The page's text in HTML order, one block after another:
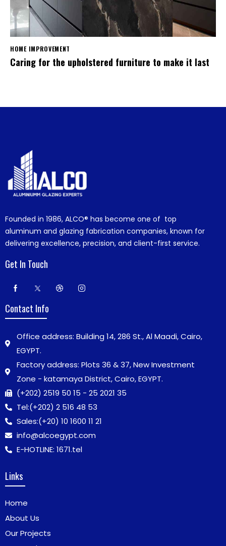
HOME IMPROVEMENT
Caring for the upholstered furniture to make it last
Founded in 1986, ALCO® has become one of top
aluminum and glazing fabrication companies, known for
delivering excellence, precision, and client-first service.
Get In Touch
Contact Info
Office address: Building 14, 286 St., Al Maadi, Cairo,
EGYPT.
Factory address: Plots 36 & 37, New Investment
Zone - katamaya District, Cairo, EGYPT.
(+202) 2519 50 15 - 25 2021 35
Tel:(+202) 2 516 48 53
Sales:(+20) 10 1600 11 21
info@alcoegypt.com
E-HOTLINE: 1671.tel
Links
Home
About Us
Our Projects